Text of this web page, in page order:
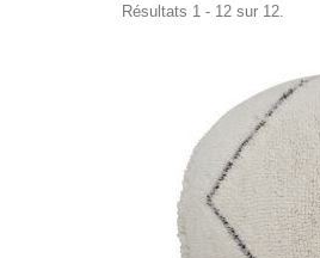
Résultats 1 - 12 sur 12.